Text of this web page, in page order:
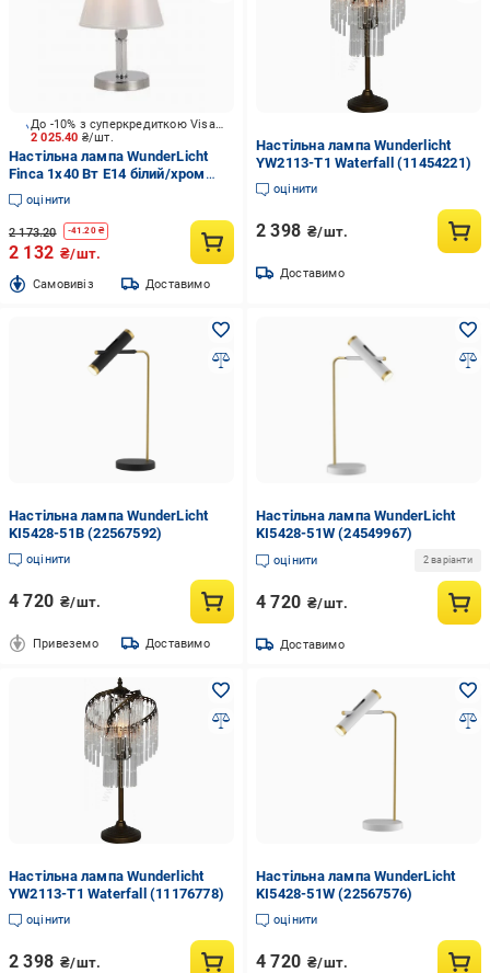
2 025.40 ₴/шт.
До -10% з суперкредиткою Visa Вигода
Настільна лампа WunderLicht
Finca 1x40 Вт E14 білий/хром
OM1822-51
оцінити
2 173.20 -41.20₴
2 132 ₴/шт.
Cамовивіз Доставимо
Настільна лампа Wunderlicht
YW2113-T1 Waterfall (11454221)
оцінити
2 398 ₴/шт.
Доставимо
Настільна лампа WunderLicht
KI5428-51B (22567592)
оцінити
4 720 ₴/шт.
Привеземо Доставимо
Настільна лампа WunderLicht
KI5428-51W (24549967)
оцінити 2 варіанти
4 720 ₴/шт.
Доставимо
Настільна лампа Wunderlicht
YW2113-T1 Waterfall (11176778)
оцінити
2 398 ₴/шт.
Настільна лампа WunderLicht
KI5428-51W (22567576)
оцінити
4 720 ₴/шт.